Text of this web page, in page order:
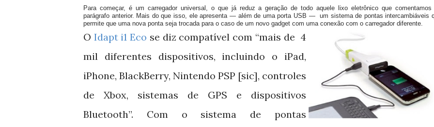
Para começar, é um carregador universal, o que já reduz a geração de todo aquele lixo eletrônico que comentamos
parágrafo anterior. Mais do que isso, ele apresenta — além de uma porta USB — um sistema de pontas intercambiáveis
permite que uma nova ponta seja trocada para o caso de um novo gadget com uma conexão com o carregador diferente.
O Idapt i1 Eco se diz compatível com “mais de 4
mil diferentes dispositivos, incluindo o iPad,
iPhone, BlackBerry, Nintendo PSP [sic], controles
de Xbox, sistemas de GPS e dispositivos
Bluetooth”. Com o sistema de pontas